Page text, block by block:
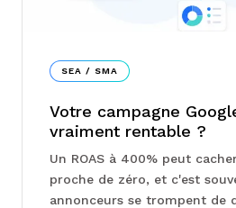
SEA / SMA
Votre campagne
vraiment rentable ?
Un ROAS à 400% peut
proche de zéro, et c'est
annonceurs se trompent de